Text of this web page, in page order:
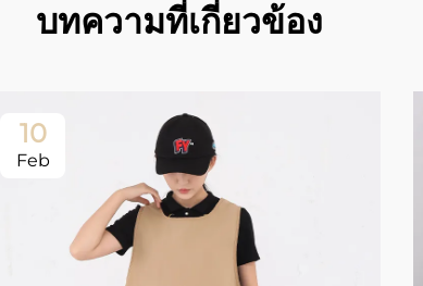
บทความที่เกี่ยวข้อง
10
Feb